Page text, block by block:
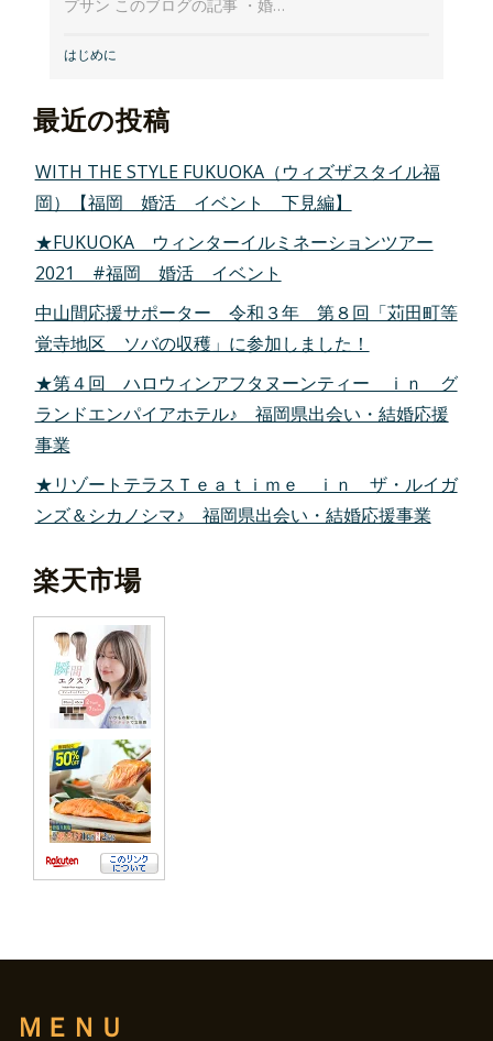
プサン このブログの記事 ・婚…
はじめに
最近の投稿
WITH THE STYLE FUKUOKA（ウィズザスタイル福
岡）【福岡 婚活 イベント 下見編】
★FUKUOKA ウィンターイルミネーションツアー
2021 #福岡 婚活 イベント
中山間応援サポーター 令和３年 第８回「苅田町等
覚寺地区 ソバの収穫」に参加しました！
★第４回 ハロウィンアフタヌーンティー ｉｎ グ
ランドエンパイアホテル♪ 福岡県出会い・結婚応援
事業
★リゾートテラスＴｅａｔｉｍｅ ｉｎ ザ・ルイガ
ンズ＆シカノシマ♪ 福岡県出会い・結婚応援事業
楽天市場
ＭＥＮＵ